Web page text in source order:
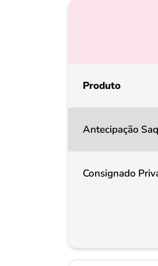
Produto
Antecipação
Consignado